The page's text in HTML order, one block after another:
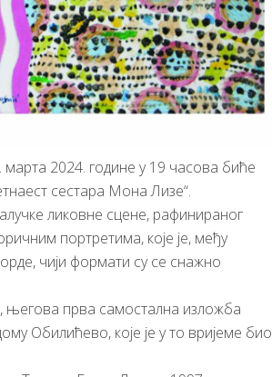
марта 2024. године у 19 часова биће
сестара Мона Лизе“.
ликовне сцене, рафинираног
портретима, које је, међу
чији формати су се снажно
његова прва самостална изложба
Обилићево, које је у то вријеме био